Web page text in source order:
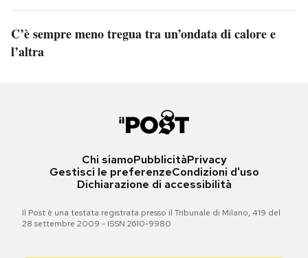
C’è sempre meno tregua tra un’ondata di calore e
l’altra
Chi siamoPubblicitàPrivacy
Gestisci le preferenzeCondizioni d'uso
Dichiarazione di accessibilità
Il Post è una testata registrata presso il Tribunale di Milano, 419 del
28 settembre 2009 - ISSN 2610-9980